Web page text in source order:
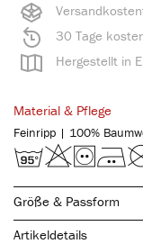
30 Tage
Hergestellt in
Material & Pflege
Feinripp | 100%
Größe & Passform
Artikeldetails